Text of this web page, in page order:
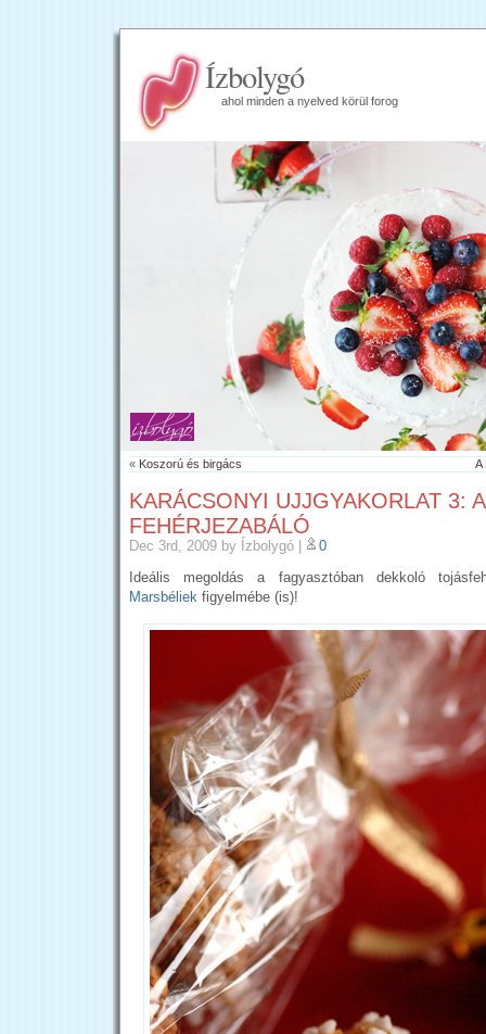
Ízbolygó
ahol minden a nyelved körül forog
« Koszorú és birgács A
KARÁCSONYI UJJGYAKORLAT 3:
FEHÉRJEZABÁLÓ
Dec 3rd, 2009 by Ízbolygó |
0
Ideális megoldás a fagyasztóban dekkoló
Marsbéliek figyelmébe (is)!